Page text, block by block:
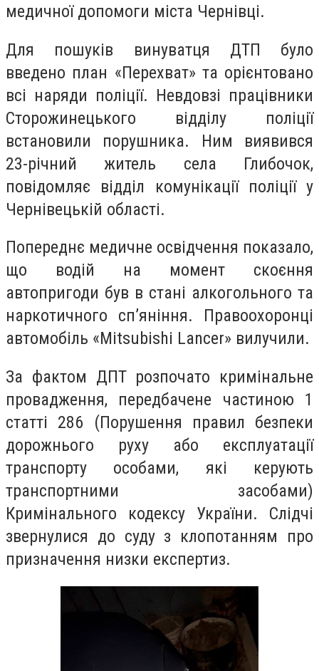
медичної допомоги міста Чернівці.
Для пошуків винуватця ДТП було
введено план «Перехват» та орієнтовано
всі наряди поліції. Невдовзі працівники
Сторожинецького відділу поліції
встановили порушника. Ним виявився
23-річний житель села Глибочок,
повідомляє відділ комунікації поліції у
Чернівецькій області.
Попереднє медичне освідчення показало,
що водій на момент скоєння
автопригоди був в стані алкогольного та
наркотичного сп’яніння. Правоохоронці
автомобіль «Mitsubishi Lancer» вилучили.
За фактом ДПТ розпочато кримінальне
провадження, передбачене частиною 1
статті 286 (Порушення правил безпеки
дорожнього руху або експлуатації
транспорту особами, які керують
транспортними засобами)
Кримінального кодексу України. Слідчі
звернулися до суду з клопотанням про
призначення низки експертиз.